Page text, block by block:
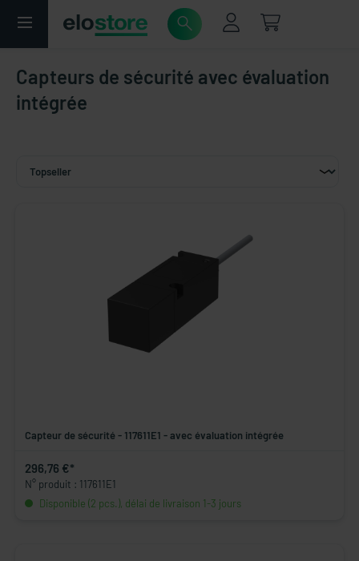
Capteurs de sécurité avec évaluation
intégrée
Capteur de sécurité - 117611E1 - avec évaluation intégrée
296,76 €*
N° produit : 117611E1
Disponible (2 pcs.), délai de livraison 1-3 jours